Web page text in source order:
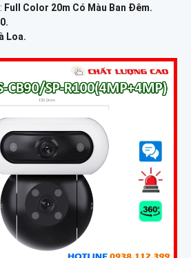
Full Color 20m Có Màu Ban Ðêm.
Loa.